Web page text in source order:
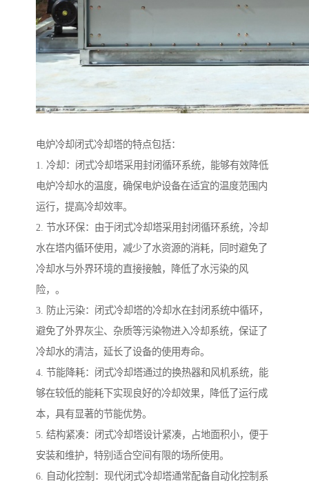
电炉冷却闭式冷却塔的特点包括：
1. 冷却：闭式冷却塔采用封闭循环系统，能够有效降低
电炉冷却水的温度，确保电炉设备在适宜的温度范围内
运行，提高冷却效率。
2. 节水环保：由于闭式冷却塔采用封闭循环系统，冷却
水在塔内循环使用，减少了水资源的消耗，同时避免了
冷却水与外界环境的直接接触，降低了水污染的风
险，。
3. 防止污染：闭式冷却塔的冷却水在封闭系统中循环，
避免了外界灰尘、杂质等污染物进入冷却系统，保证了
冷却水的清洁，延长了设备的使用寿命。
4. 节能降耗：闭式冷却塔通过的换热器和风机系统，能
够在较低的能耗下实现良好的冷却效果，降低了运行成
本，具有显著的节能优势。
5. 结构紧凑：闭式冷却塔设计紧凑，占地面积小，便于
安装和维护，特别适合空间有限的场所使用。
6. 自动化控制：现代闭式冷却塔通常配备自动化控制系